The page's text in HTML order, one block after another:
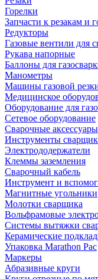
Горелки
Запчасти к резакам и
Редукторы
Газовые вентили для
Рукава напорные
Баллоны для
Манометры
Машины газовой
Медицинское
Оборудование для
Сетевое оборудование
Сварочные аксессуары
Инструменты
Электрододержатели
Клеммы заземления
Сварочный кабель
Инструмент и
Магнитные угольники
Молотки сварщика
Вольфрамовые
Системы вытяжки
Керамические
Упаковка Marathon Pac
Маркеры
Абразивные круги